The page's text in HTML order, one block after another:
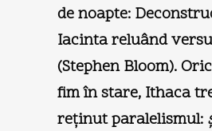
de noapte:
Iacinta reluând
(Stephen Bloom).
fim în stare, Ithaca
reţinut paralelismul: